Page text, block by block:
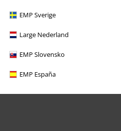
EMP Sverige
Large Nederland
EMP Slovensko
EMP España